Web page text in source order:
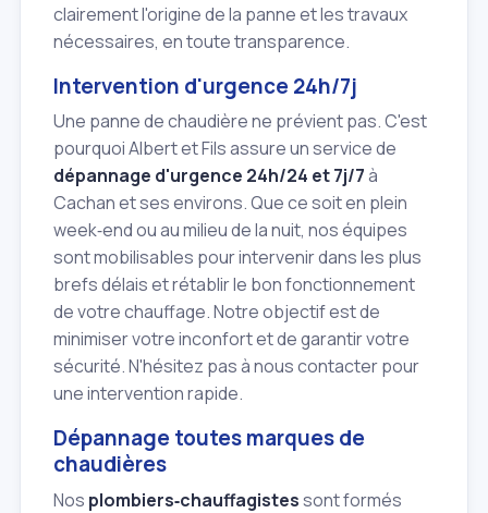
clairement l'origine de la panne et les travaux
nécessaires, en toute transparence.
Intervention d'urgence 24h/7j
Une panne de chaudière ne prévient pas. C'est
pourquoi Albert et Fils assure un service de
dépannage d'urgence 24h/24 et 7j/7à
Cachan et ses environs. Que ce soit en plein
week‑end ou au milieu de la nuit, nos équipes
sont mobilisables pour intervenir dans les plus
brefs délais et rétablir le bon fonctionnement
de votre chauffage. Notre objectif est de
minimiser votre inconfort et de garantir votre
sécurité. N'hésitez pas à nous contacter pour
une intervention rapide.
Dépannage toutes marques de
chaudières
Nos plombiers‑chauffagistessont formés